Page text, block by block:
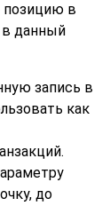
позицию в
в данный
запись в
как
до